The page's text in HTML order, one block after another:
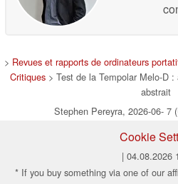
> Revues et rapports de ordinateurs
Critiques> Test de la Tempolar Melo-D
abstrait
Stephen Pereyra, 2026-06- 7
Cookie
| 04.08.2026
* If you buy something via one of our